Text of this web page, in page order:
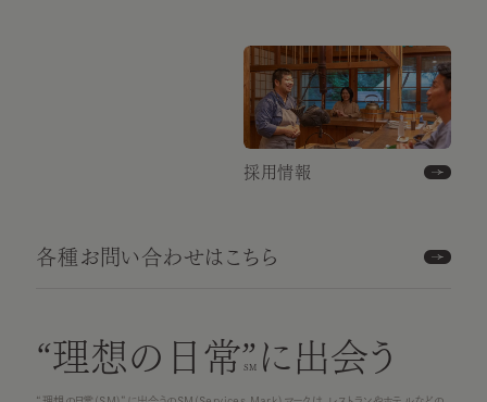
採用情報
各種お問い合わせはこちら
“理想の日常”に出会う